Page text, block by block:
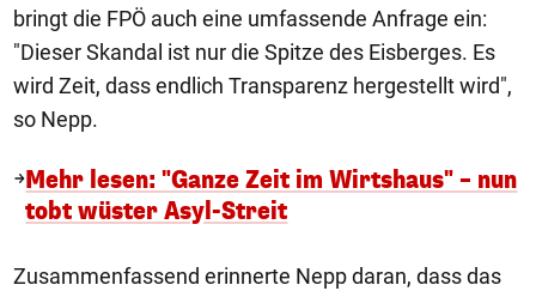
bringt die FPÖ auch eine umfassende Anfrage ein:
"Dieser Skandal ist nur die Spitze des Eisberges. Es
wird Zeit, dass endlich Transparenz hergestellt wird",
so Nepp.
Mehr lesen: "Ganze Zeit im Wirtshaus" – nun
tobt wüster Asyl-Streit
Zusammenfassend erinnerte Nepp daran, dass das